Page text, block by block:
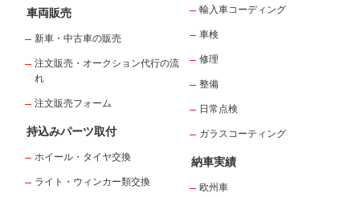
車両販売
新車・中古車の販売
注文販売・オークション代行の流
れ
注文販売フォーム
持込みパーツ取付
ホイール・タイヤ交換
ライト・ウィンカー類交換
輸入車コーディング
車検
修理
整備
日常点検
ガラスコーティング
納車実績
欧州車